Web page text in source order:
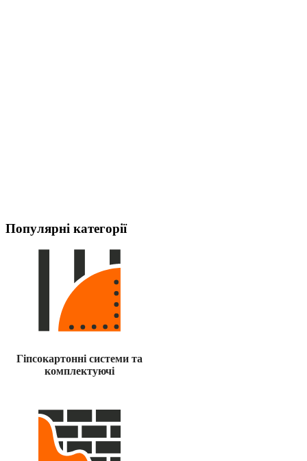
Популярні категорії
Гіпсокартонні системи та
комплектуючі